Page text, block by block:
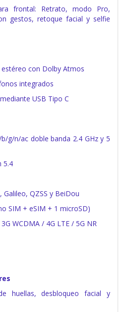
frontal: Retrato, modo Pro,
gestos, retoque facial y selfie
con Dolby Atmos
integrados
USB Tipo C
g/n/ac doble banda 2.4 GHz y 5
5.4
Galileo, QZSS y BeiDou
SIM + eSIM + 1 microSD)
WCDMA / 4G LTE / 5G NR
huellas, desbloqueo facial y